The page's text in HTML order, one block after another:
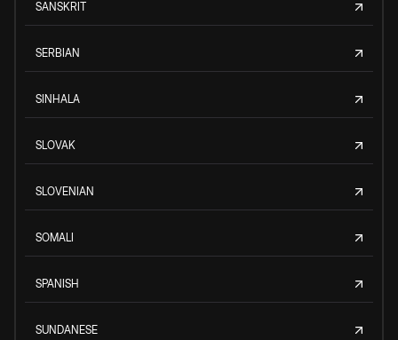
SANSKRIT
SERBIAN
SINHALA
SLOVAK
SLOVENIAN
SOMALI
SPANISH
SUNDANESE